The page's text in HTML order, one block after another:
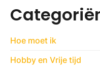
Hoe moet ik
Hobby en Vrije tijd